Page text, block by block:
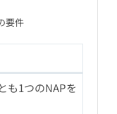
要件
も1つのNAPを